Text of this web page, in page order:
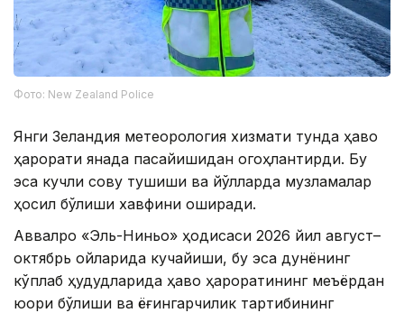
Фото: New Zealand Police
Янги Зеландия метеорология хизмати тунда ҳаво
ҳарорати янада пасайишидан огоҳлантирди. Бу
эса кучли совуқ тушиши ва йўлларда музламалар
ҳосил бўлиши хавфини оширади.
Аввалроқ «Эль-Ниньо» ҳодисаси 2026 йил август–
октябрь ойларида кучайиши, бу эса дунёнинг
кўплаб ҳудудларида ҳаво ҳароратининг меъёрдан
юқори бўлиши ва ёғингарчилик тартибининг